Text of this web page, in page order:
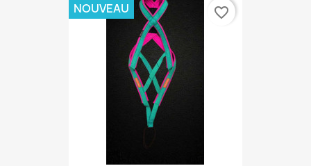
NOUVEAU favorite_border